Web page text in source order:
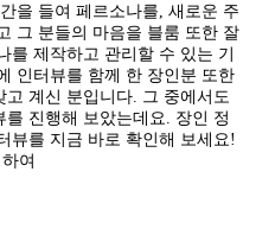
을 들여 페르소나를, 새로운 주
그 분들의 마음을 블룸 또한 잘
를 제작하고 관리할 수 있는 기
인터뷰를 함께 한 장인분 또한
계신 분입니다. 그 중에서도
진행해 보았는데요. 장인 정
뷰를 지금 바로 확인해 보세요!
여